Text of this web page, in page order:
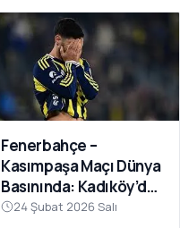
Fenerbahçe –
Kasımpaşa Maçı Dünya
Basınında: Kadıköy’de
Büyük Şok
24 Şubat 2026 Salı